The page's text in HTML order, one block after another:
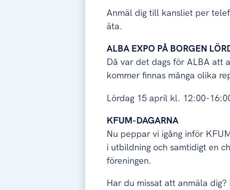
Anmäl dig till kansliet per
äta.
ALBA EXPO PÅ BORGEN
Då var det dags för ALBA att
kommer finnas många olika
Lördag 15 april kl. 12:00-
KFUM-DAGARNA
Nu peppar vi igång inför
i utbildning och samtidigt en
föreningen.
Har du missat att anmäla